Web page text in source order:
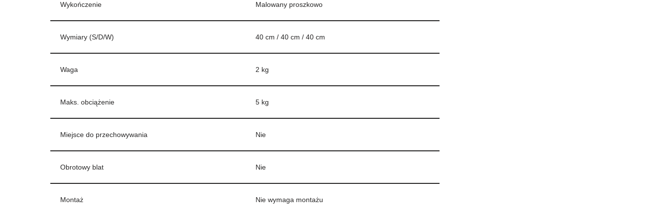
Wykończenie Malowany proszkowo
Wymiary (S/D/W) 40 cm / 40 cm / 40 cm
Waga 2 kg
Maks. obciążenie 5 kg
Miejsce do przechowywania Nie
Obrotowy blat Nie
Montaż Nie wymaga montażu